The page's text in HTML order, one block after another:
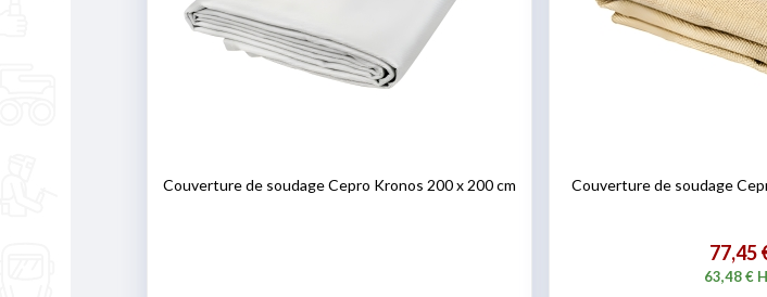
Couverture de soudage Cepro Kronos 200 x 200 cm Couverture de soudage
77,45
63,48 €